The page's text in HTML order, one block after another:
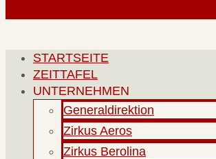
STARTSEITE
ZEITTAFEL
UNTERNEHMEN
Generaldirektion
Zirkus Aeros
Zirkus Berolina